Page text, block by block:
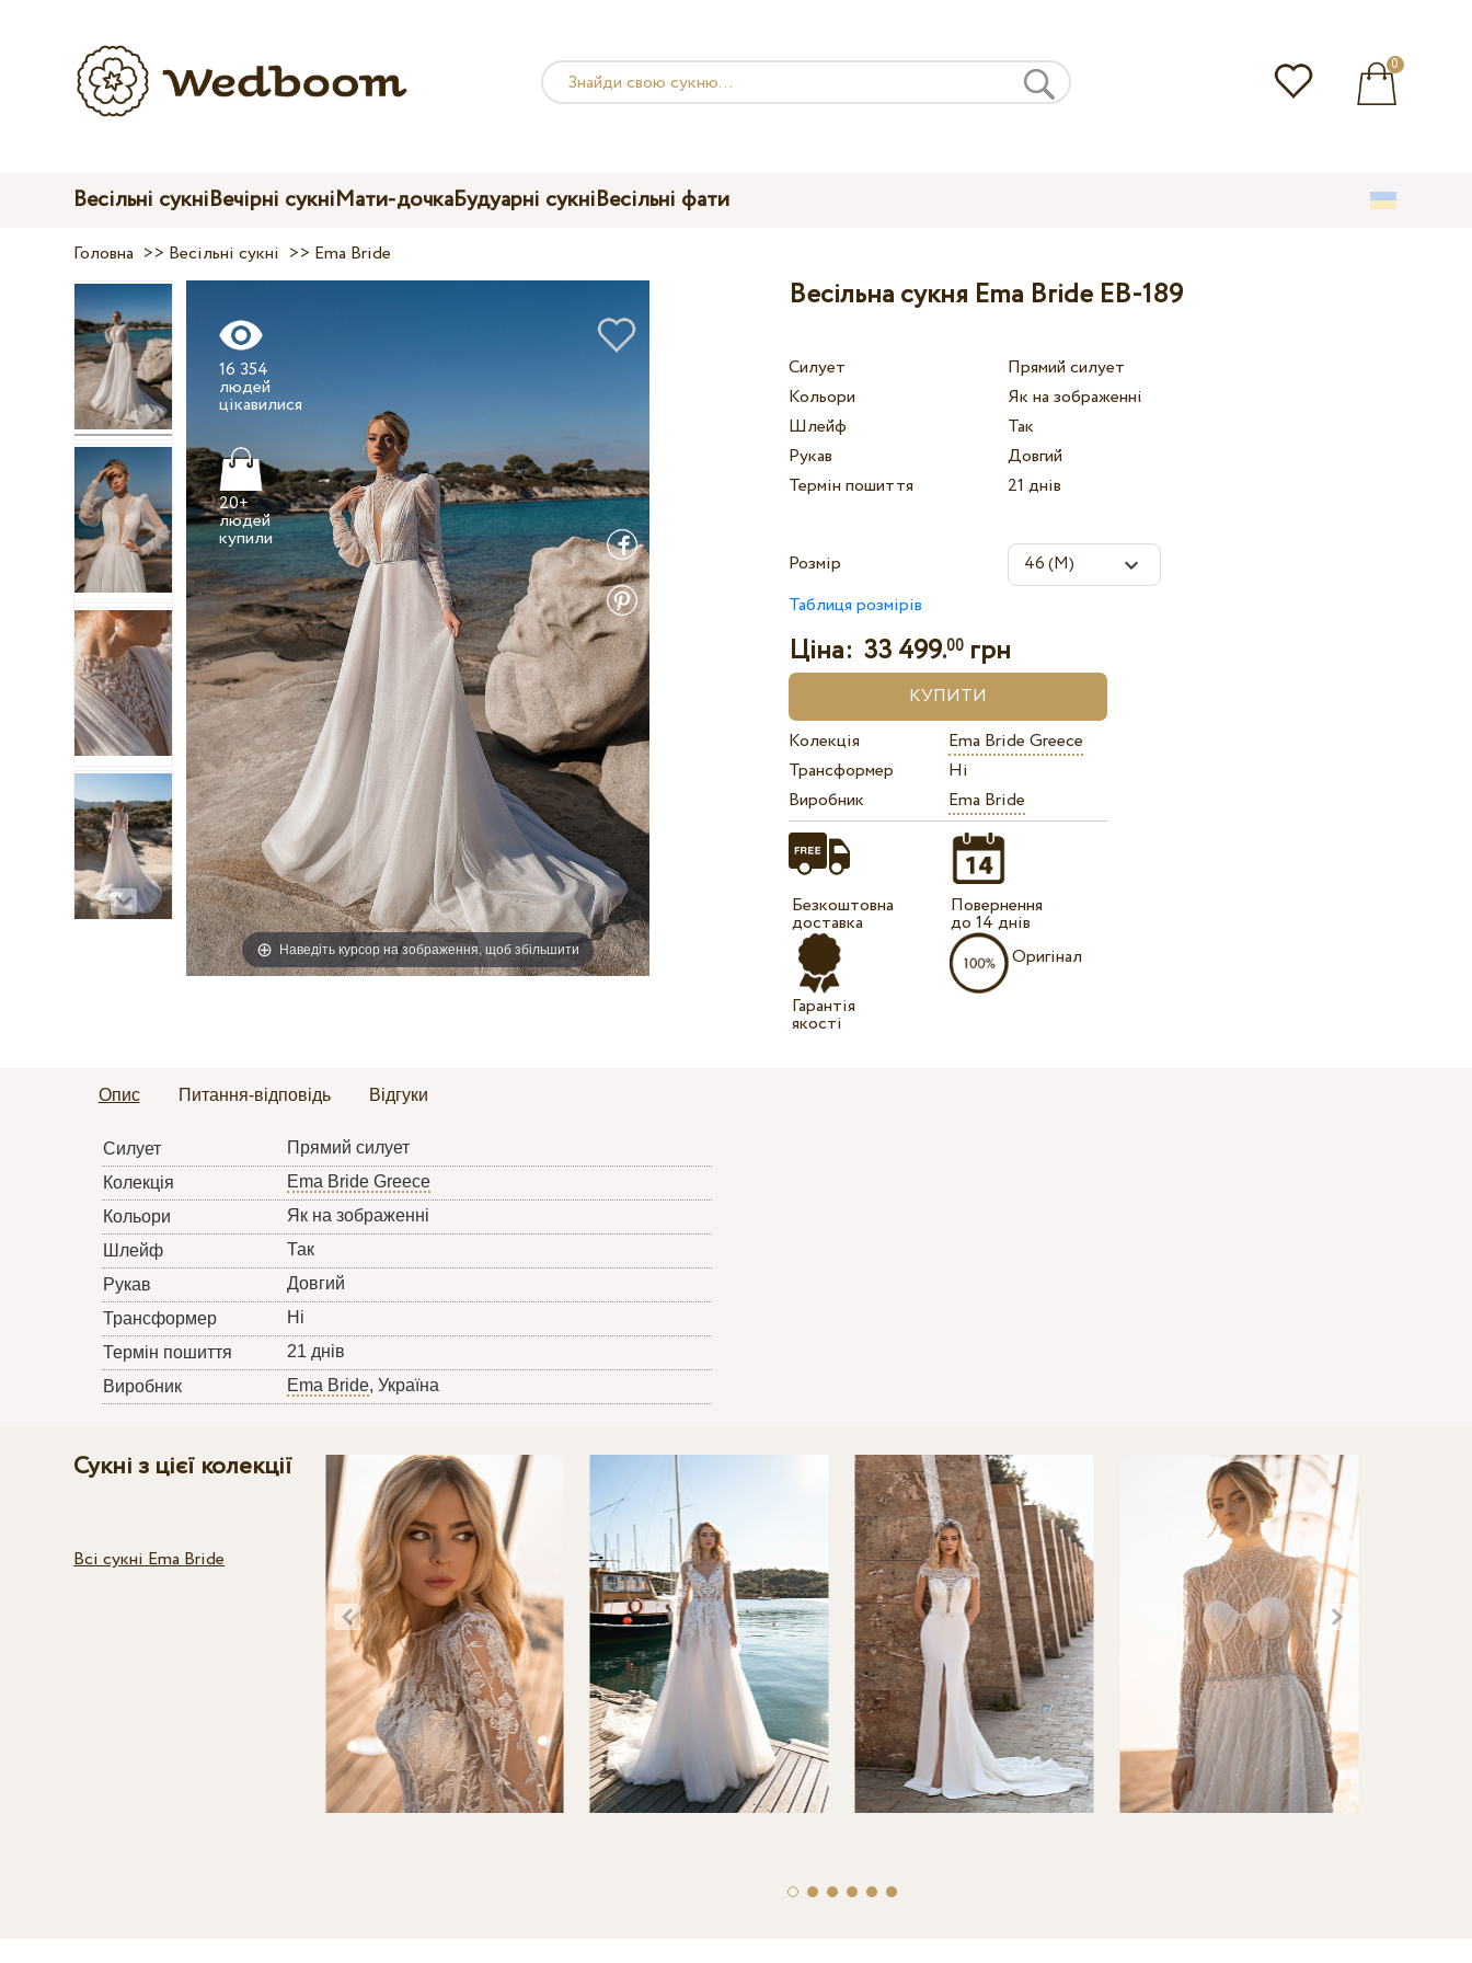
0
Весільні сукніВечірні сукніМати-дочкаБудуарні сукніВесільні фати
Головна >> Весільні сукні >> Ema Bride
Наведіть курсор на зображення, щоб збільшити
16 354
людей
20+
людей
купили
Весільна сукня Ema Bride EB-189
Силует
Прямий силует
Кольори
Як на зображенні
Шлейф
Так
Рукав
Довгий
Термін пошиття
21 днів
Розмір
Таблиця розмірів
Ціна:33 499.00 грн
Колекція
Ema Bride Greece
Трансформер
Ні
Виробник
Ema Bride
Безкоштовна
доставка
Гарантія
якості
Повернення
до 14 днів
Оригінал
Опис Питання-відповідь Відгуки
Силует
Прямий силует
Колекція
Ema Bride Greece
Кольори
Як на зображенні
Шлейф
Так
Рукав
Довгий
Трансформер
Ні
Термін пошиття
21 днів
Виробник
Ema Bride, Україна
Сукні з цієї колекції
Всі сукні Ema Bride